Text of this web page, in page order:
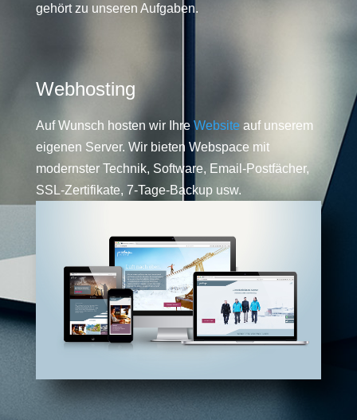
gehört zu unseren Aufgaben.
Webhosting
Auf Wunsch hosten wir Ihre Website auf unserem
eigenen Server. Wir bieten Webspace mit
modernster Technik, Software, Email-Postfächer,
SSL-Zertifikate, 7-Tage-Backup usw.